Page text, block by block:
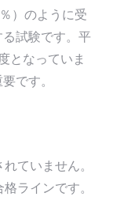
）のように受
試験です。平
となっていま
です。
ていません。
ラインです。